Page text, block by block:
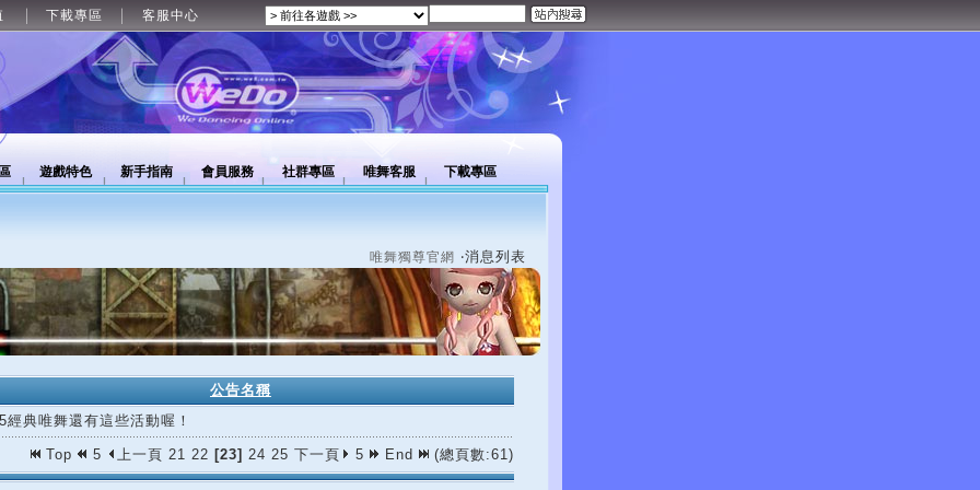
下載專區 客服中心
遊戲特色 新手指南 會員服務 社群專區 唯舞客服 下載專區
唯舞獨尊官網 ‧消息列表
公告名稱
經典唯舞還有這些活動喔！
Top 5 上一頁 21 22 [23] 24 25 下一頁 5 End (總頁數:61)